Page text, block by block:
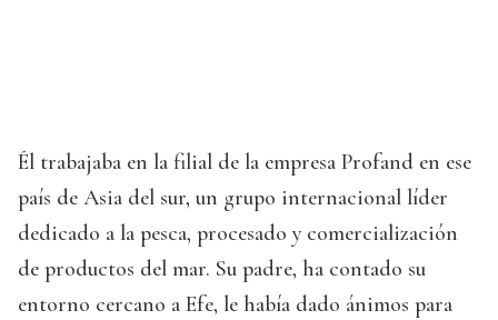
Él trabajaba en la filial de la empresa Profand en ese
país de Asia del sur, un grupo internacional líder
dedicado a la pesca, procesado y comercialización
de productos del mar. Su padre, ha contado su
entorno cercano a Efe, le había dado ánimos para